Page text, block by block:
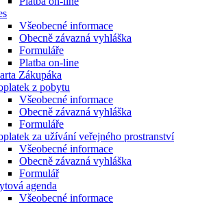
Všeobecné informace
Obecně závazná vyhláška
Formuláře
Platba on-line
Zákupáka
z pobytu
Všeobecné informace
Obecně závazná vyhláška
Formuláře
za užívání veřejného prostranství
Všeobecné informace
Obecně závazná vyhláška
Formulář
agenda
Všeobecné informace